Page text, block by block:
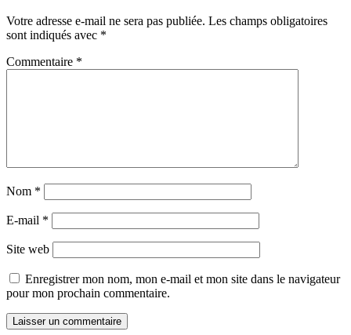
Votre adresse e-mail ne sera pas publiée. Les champs obligatoires
sont indiqués avec *
Commentaire *
Nom *
E-mail *
Site web
Enregistrer mon nom, mon e-mail et mon site dans le navigateur
pour mon prochain commentaire.